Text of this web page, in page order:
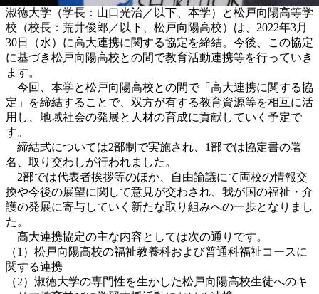
淑徳大学（学長：山口光治／以下、本学）と松戸向陽高等学
校（校長：荒井俊郎／以下、松戸向陽高校）は、2022年3月
30日（水）に高大連携に関する協定を締結。今後、この協定
に基づき松戸向陽高校との間で教育活動連携等を行っていき
ます。
今回、本学と松戸向陽高校との間で「高大連携に関する協
定」を締結することで、双方が有する教育資源等を相互に活
用し、地域社会の発展と人材の育成に貢献していく予定で
す。
締結式については2部制で実施され、1部では協定書の署
名、取り交わしが行われました。
2部では代表者挨拶等のほか、自由論議にて両校の情報交
換や今後の展望に関して意見が交わされ、我が国の福祉・介
護の発展に寄与していく新たな取り組みへの一歩となりまし
た。
高大連携協定の主な内容としては次の通りです。
（1）松戸向陽高校の福祉教養科および普通科福祉コースに
関する連携
（2）淑徳大学の専門性を生かした松戸向陽高校生徒へのキ